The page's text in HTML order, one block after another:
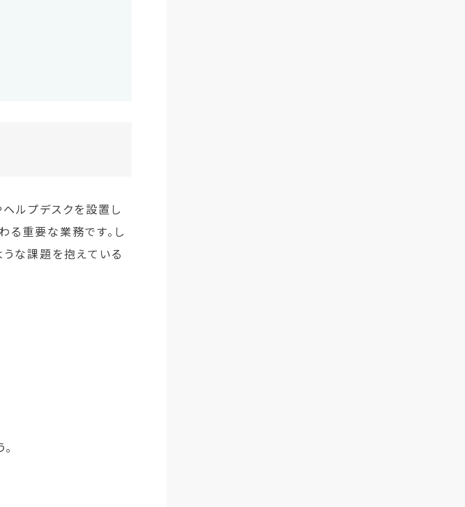
ルプデスクを設置し
る重要な業務です。し
な課題を抱えている